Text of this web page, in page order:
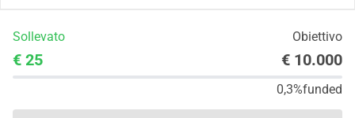
Sollevato Obiettivo
€ 25 € 10.000
0,3%funded